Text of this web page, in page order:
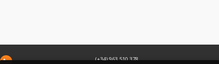
(+34) 963 510 378